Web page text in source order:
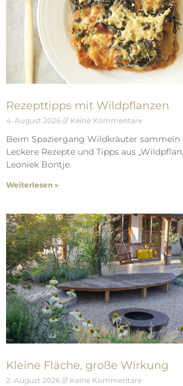
Rezepttipps mit Wildpflanzen
4. August 2026 Keine Kommentare
Beim Spaziergang Wildkräuter sammeln
Leckere Rezepte und Tipps aus
Leoniek Bontje.
Weiterlesen »
Kleine Fläche, große Wirkung
2. August 2026 Keine Kommentare